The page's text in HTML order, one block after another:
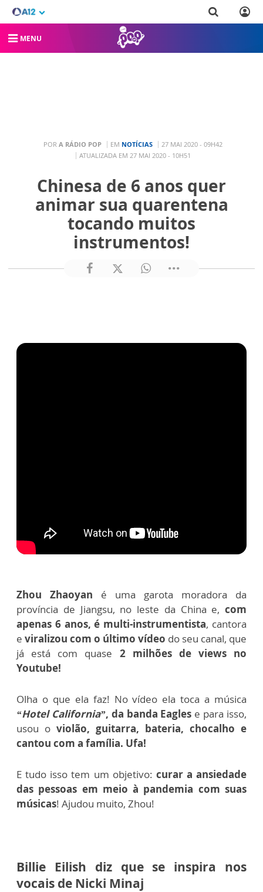
MENU
POR A RÁDIO POP EM NOTÍCIAS
27 MAI 2020 - 09H42
ATUALIZADA EM 27 MAI 2020 - 10H51
Chinesa de 6 anos quer
animar sua quarentena
tocando muitos
instrumentos!
Zhou Zhaoyan é uma garota moradora da
província de Jiangsu, no leste da China e, com
apenas 6 anos, é multi-instrumentista, cantora
e viralizou com o último vídeo do seu canal, que
já está com quase 2 milhões de views no
Youtube!
Olha o que ela faz! No vídeo ela toca a música
“Hotel California”, da banda Eagles e para isso,
usou o violão, guitarra, bateria, chocalho e
cantou com a família. Ufa!
E tudo isso tem um objetivo: curar a ansiedade
das pessoas em meio à pandemia com suas
músicas! Ajudou muito, Zhou!
Billie Eilish diz que se inspira nos
vocais de Nicki Minaj